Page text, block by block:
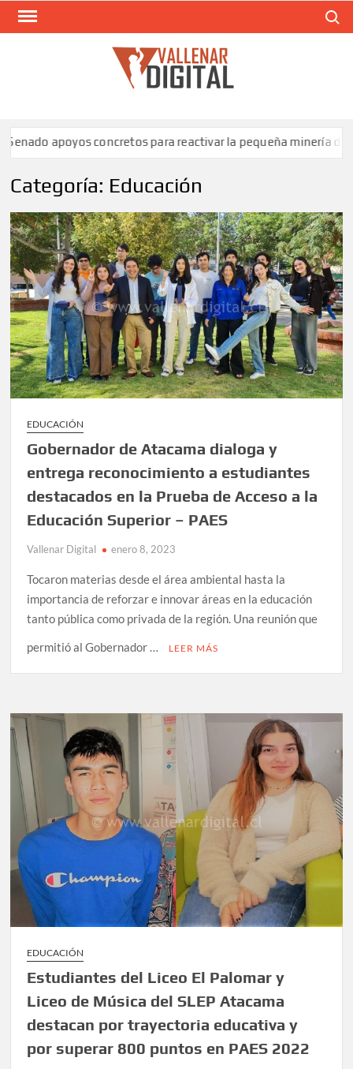
Saltar
concretos para reactivar la pequeña minería de Atacama
Categoría: Educación
EDUCACIÓN
Gobernador de Atacama dialoga y
entrega reconocimiento a estudiantes
destacados en la Prueba de Acceso a la
Educación Superior – PAES
Vallenar Digital enero 8, 2023
Tocaron materias desde el área ambiental hasta la
importancia de reforzar e innovar áreas en la educación
tanto pública como privada de la región. Una reunión que
permitió al Gobernador …
LEER MÁS
EDUCACIÓN
Estudiantes del Liceo El Palomar y
Liceo de Música del SLEP Atacama
destacan por trayectoria educativa y
por superar 800 puntos en PAES 2022